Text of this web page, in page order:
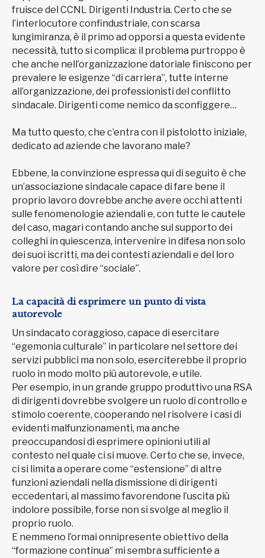
fruisce del CCNL Dirigenti Industria. Certo che se
l’interlocutore confindustriale, con scarsa
lungimiranza, è il primo ad opporsi a questa evidente
necessità, tutto si complica: il problema purtroppo è
che anche nell’organizzazione datoriale finiscono per
prevalere le esigenze “di carriera”, tutte interne
all’organizzazione, dei professionisti del conflitto
sindacale. Dirigenti come nemico da sconfiggere…
Ma tutto questo, che c’entra con il pistolotto iniziale,
dedicato ad aziende che lavorano male?
Ebbene, la convinzione espressa qui di seguito è che
un’associazione sindacale capace di fare bene il
proprio lavoro dovrebbe anche avere occhi attenti
sulle fenomenologie aziendali e, con tutte le cautele
del caso, magari contando anche sul supporto dei
colleghi in quiescenza, intervenire in difesa non solo
dei suoi iscritti, ma dei contesti aziendali e del loro
valore per così dire “sociale”.
La capacità di esprimere un punto di vista
autorevole
Un sindacato coraggioso, capace di esercitare
“egemonia culturale” in particolare nel settore dei
servizi pubblici ma non solo, eserciterebbe il proprio
ruolo in modo molto più autorevole, e utile.
Per esempio, in un grande gruppo produttivo una RSA
di dirigenti dovrebbe svolgere un ruolo di controllo e
stimolo coerente, cooperando nel risolvere i casi di
evidenti malfunzionamenti, ma anche
preoccupandosi di esprimere opinioni utili al
contesto nel quale ci si muove. Certo che se, invece,
ci si limita a operare come “estensione” di altre
funzioni aziendali nella dismissione di dirigenti
eccedentari, al massimo favorendone l’uscita più
indolore possibile, forse non si svolge al meglio il
proprio ruolo.
E nemmeno l’ormai onnipresente obiettivo della
“formazione continua” mi sembra sufficiente a